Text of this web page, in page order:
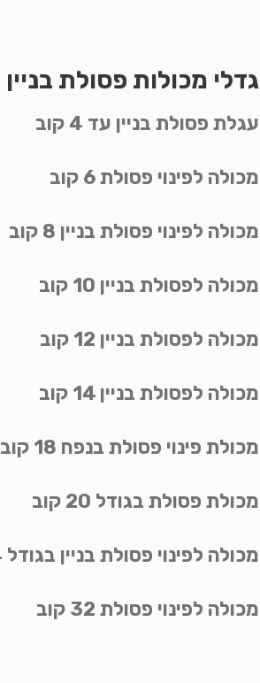
גדלי מכולות פסולת
עגלת פסולת בניין עד 4 קוב
מכולה לפינוי פסולת 6 קוב
מכולה לפינוי פסולת בניין 8 קוב
מכולה לפסולת בניין 10 קוב
מכולה לפסולת בניין 12 קוב
מכולה לפסולת בניין 14 קוב
מכולת פינוי פסולת בנפח 18 קוב
מכולת פסולת בגודל 20 קוב
מכולה לפינוי פסולת בניין בגודל 24 קוב
מכולה לפינוי פסולת 32 קוב